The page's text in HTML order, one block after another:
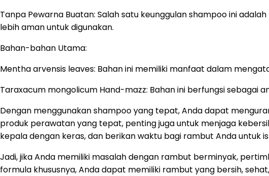
Tanpa Pewarna Buatan: Salah satu keunggulan shampoo ini
lebih aman untuk digunakan.
Bahan-bahan Utama:
Mentha arvensis leaves: Bahan ini memiliki manfaat dalam
Taraxacum mongolicum Hand-mazz: Bahan ini berfungsi sebagai
Dengan menggunakan shampoo yang tepat, Anda dapat
produk perawatan yang tepat, penting juga untuk menjaga
kepala dengan keras, dan berikan waktu bagi rambut Anda
Jadi, jika Anda memiliki masalah dengan rambut berminyak,
formula khususnya, Anda dapat memiliki rambut yang bersih,